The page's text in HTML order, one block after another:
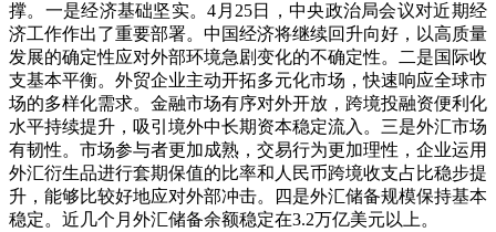
撑。一是经济基础坚实。4月25日，中央政治局会议对近期经
济工作作出了重要部署。中国经济将继续回升向好，以高质量
发展的确定性应对外部环境急剧变化的不确定性。二是国际收
支基本平衡。外贸企业主动开拓多元化市场，快速响应全球市
场的多样化需求。金融市场有序对外开放，跨境投融资便利化
水平持续提升，吸引境外中长期资本稳定流入。三是外汇市场
有韧性。市场参与者更加成熟，交易行为更加理性，企业运用
外汇衍生品进行套期保值的比率和人民币跨境收支占比稳步提
升，能够比较好地应对外部冲击。四是外汇储备规模保持基本
稳定。近几个月外汇储备余额稳定在3.2万亿美元以上。